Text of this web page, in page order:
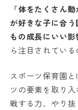
お知らせ
カスタマーハ
針について
お問い合わせ
「体をたくさん
が好きな子に合
もの成長にいい影
ら注目されてい
スポーツ保育園
ツの要素を取り
戦する力、やり